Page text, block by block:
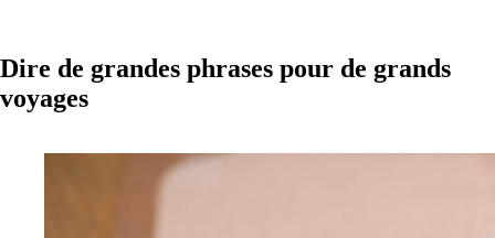
Dire de grandes phrases pour de grands
voyages